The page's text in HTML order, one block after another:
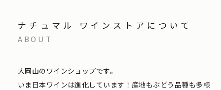
ナチュマル ワインストアについて
ABOUT
大岡山のワインショップです。
いま日本ワインは進化しています！産地もぶどう品種も多様